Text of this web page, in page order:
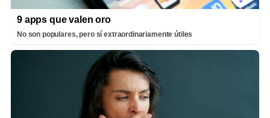
9 apps que valen oro
No son populares, pero sí extraordinariamente útiles